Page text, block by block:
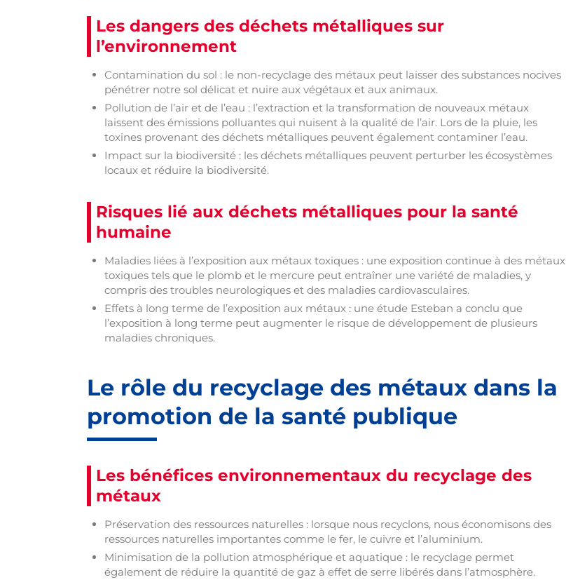
Les dangers des déchets métalliques sur
l’environnement
Contamination du sol : le non-recyclage des métaux peut laisser des substances nocives
pénétrer notre sol délicat et nuire aux végétaux et aux animaux.
Pollution de l’air et de l’eau : l’extraction et la transformation de nouveaux métaux
laissent des émissions polluantes qui nuisent à la qualité de l’air. Lors de la pluie, les
toxines provenant des déchets métalliques peuvent également contaminer l’eau.
Impact sur la biodiversité : les déchets métalliques peuvent perturber les écosystèmes
locaux et réduire la biodiversité.
Risques lié aux déchets métalliques pour la santé
humaine
Maladies liées à l’exposition aux métaux toxiques : une exposition continue à des métaux
toxiques tels que le plomb et le mercure peut entraîner une variété de maladies, y
compris des troubles neurologiques et des maladies cardiovasculaires.
Effets à long terme de l’exposition aux métaux : une étude Esteban a conclu que
l’exposition à long terme peut augmenter le risque de développement de plusieurs
maladies chroniques.
Le rôle du recyclage des métaux dans la
promotion de la santé publique
Les bénéfices environnementaux du recyclage des
métaux
Préservation des ressources naturelles : lorsque nous recyclons, nous économisons des
ressources naturelles importantes comme le fer, le cuivre et l’aluminium.
Minimisation de la pollution atmosphérique et aquatique : le recyclage permet
également de réduire la quantité de gaz à effet de serre libérés dans l’atmosphère.